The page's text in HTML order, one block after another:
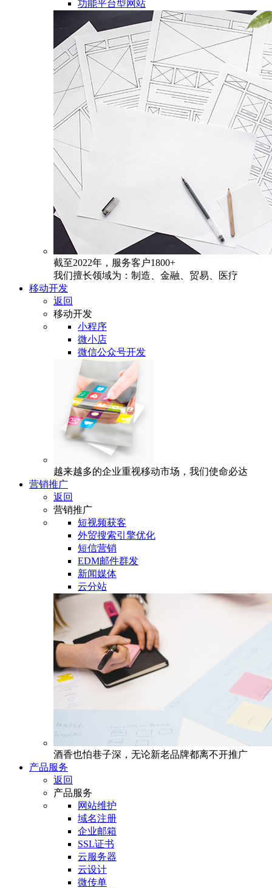
功能平台型网站
截至2022年，服务客户1800+
我们擅长领域为：制造、金融、贸易、医疗
移动开发
返回
移动开发
小程序
微小店
微信公众号开发
越来越多的企业重视移动市场，我们使命必达
营销推广
返回
营销推广
短视频获客
外贸搜索引擎优化
短信营销
EDM邮件群发
新闻媒体
云分站
酒香也怕巷子深，无论新老品牌都离不开推广
产品服务
返回
产品服务
网站维护
域名注册
企业邮箱
SSL证书
云服务器
云设计
微传单